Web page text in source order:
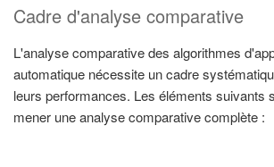
Cadre d'analyse comparative
L'analyse comparative des algorithmes
automatique nécessite un cadre
leurs performances. Les éléments suivants
mener une analyse comparative complète :